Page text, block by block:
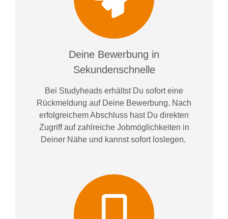
Deine Bewerbung in
Sekundenschnelle
Bei Studyheads erhältst Du sofort eine
Rückmeldung auf Deine Bewerbung. Nach
erfolgreichem Abschluss hast Du direkten
Zugriff auf zahlreiche Jobmöglichkeiten in
Deiner Nähe und kannst sofort loslegen.